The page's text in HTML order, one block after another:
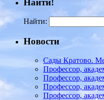
Найти:
Новости
Сады Кратово.
Профессор,
Профессор,
Профессор,
Профессор,